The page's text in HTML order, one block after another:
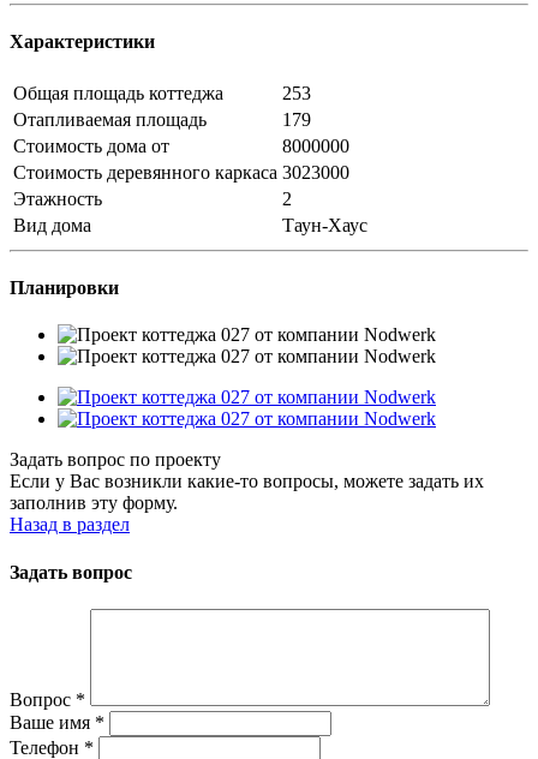
Характеристики
Общая площадь коттеджа
253
Отапливаемая площадь
179
Стоимость дома от
8000000
Стоимость деревянного каркаса 3023000
Этажность
2
Вид дома
Таун-Хаус
Планировки
Задать вопрос по проекту
Если у Вас возникли какие-то вопросы, можете задать их
заполнив эту форму.
Назад в раздел
Задать вопрос
Вопрос *
Ваше имя *
Телефон *